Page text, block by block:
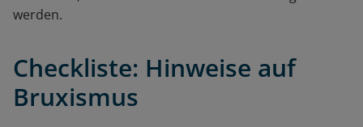
werden.
Checkliste: Hinweise auf
Bruxismus